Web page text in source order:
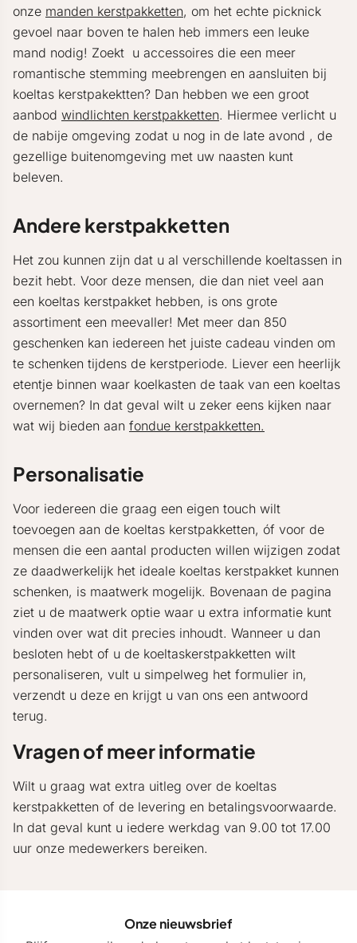
onze manden kerstpakketten, om het echte picknick
gevoel naar boven te halen heb immers een leuke
mand nodig! Zoekt u accessoires die een meer
romantische stemming meebrengen en aansluiten bij
koeltas kerstpakektten? Dan hebben we een groot
aanbod windlichten kerstpakketten. Hiermee verlicht u
de nabije omgeving zodat u nog in de late avond , de
gezellige buitenomgeving met uw naasten kunt
beleven.
Andere kerstpakketten
Het zou kunnen zijn dat u al verschillende koeltassen in
bezit hebt. Voor deze mensen, die dan niet veel aan
een koeltas kerstpakket hebben, is ons grote
assortiment een meevaller! Met meer dan 850
geschenken kan iedereen het juiste cadeau vinden om
te schenken tijdens de kerstperiode. Liever een heerlijk
etentje binnen waar koelkasten de taak van een koeltas
overnemen? In dat geval wilt u zeker eens kijken naar
wat wij bieden aan fondue kerstpakketten.
Personalisatie
Voor iedereen die graag een eigen touch wilt
toevoegen aan de koeltas kerstpakketten, óf voor de
mensen die een aantal producten willen wijzigen zodat
ze daadwerkelijk het ideale koeltas kerstpakket kunnen
schenken, is maatwerk mogelijk. Bovenaan de pagina
ziet u de maatwerk optie waar u extra informatie kunt
vinden over wat dit precies inhoudt. Wanneer u dan
besloten hebt of u de koeltaskerstpakketten wilt
personaliseren, vult u simpelweg het formulier in,
verzendt u deze en krijgt u van ons een antwoord
terug.
Vragen of meer informatie
Wilt u graag wat extra uitleg over de koeltas
kerstpakketten of de levering en betalingsvoorwaarde.
In dat geval kunt u iedere werkdag van 9.00 tot 17.00
uur onze medewerkers bereiken.
Onze nieuwsbrief